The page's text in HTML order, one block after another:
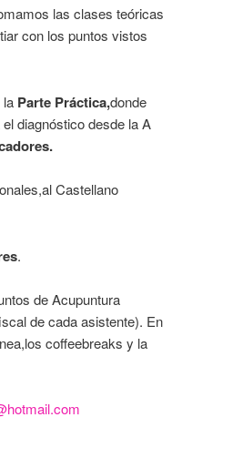
las clases teóricas
con los puntos vistos
la Parte Práctica,donde
diagnóstico desde la A
Castellano
.
de Acupuntura
de cada asistente). En
coffeebreaks y la